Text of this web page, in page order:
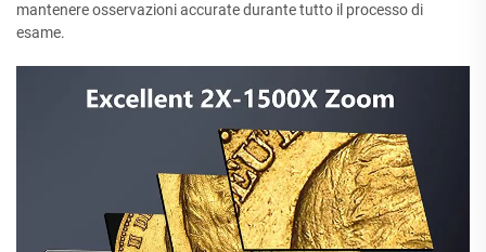
mantenere osservazioni accurate durante tutto il processo di
esame.